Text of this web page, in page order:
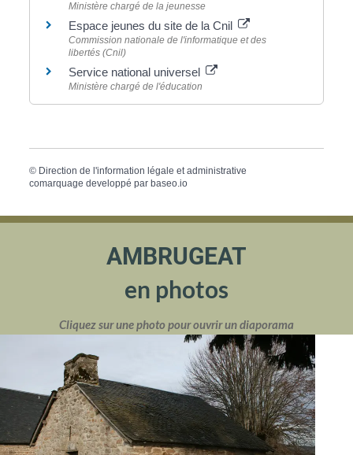
Ministère chargé de la jeunesse
Espace jeunes du site de la Cnil
Commission nationale de l'informatique et des
libertés (Cnil)
Service national universel
Ministère chargé de l'éducation
© Direction de l'information légale et administrative
comarquage developpé par baseo.io
AMBRUGEAT
en photos
Cliquez sur une photo pour ouvrir un diaporama